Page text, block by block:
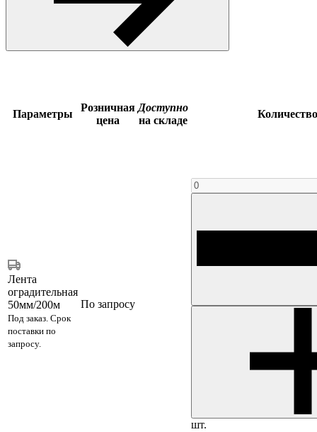
Параметры
Розничная
цена
Доступно
на складе
Лента
оградительная
50мм/200м
Под заказ. Срок
поставки по
запросу.
По запросу
шт.